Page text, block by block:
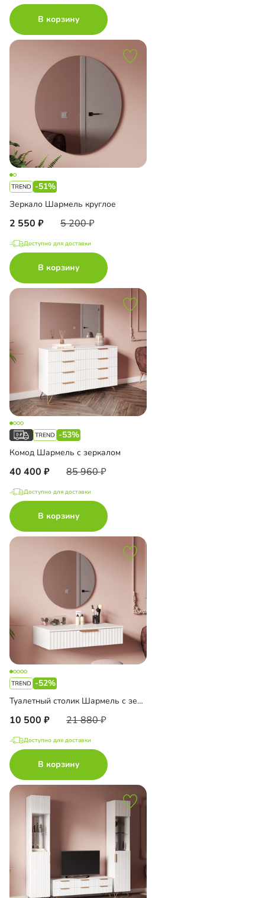
В корзину
-51%
Зеркало Шармель круглое
2 550 5 200
Доступно для доставки
В корзину
-53%
Комод Шармель с зеркалом
40 400 85 960
Доступно для доставки
В корзину
-52%
Туалетный столик Шармель с зеркалом
10 500 21 880
Доступно для доставки
В корзину